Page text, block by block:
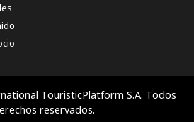
TouristicPlatform S.A. Todos
reservados.